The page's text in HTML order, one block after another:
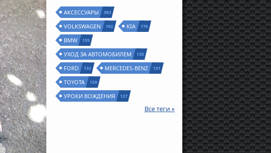
АКСЕССУАРЫ 392
VOLKSWAGEN 192 KIA 176
BMW 155
УХОД ЗА АВТОМОБИЛЕМ 135
FORD 132 MERCEDES-BENZ 131
TOYOTA 129
УРОКИ ВОЖДЕНИЯ 127
Все теги »